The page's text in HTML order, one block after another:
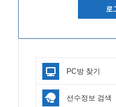
로
PC방 찾기
선수정보 검색